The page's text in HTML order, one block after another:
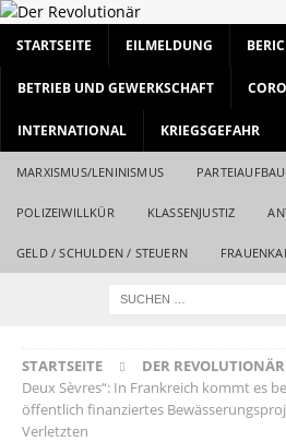
STARTSEITE EILMELDUNG
BETRIEB UND GEWERKSCHAFT
INTERNATIONAL KRIEGSGEFAHR
MARXISMUS/LENINISMUS
POLIZEIWILLKÜR KLASSENJUSTIZ
GELD / SCHULDEN / STEUERN
STARTSEITE DER REVOLUTIONÄR
Deux Sèvres“: In Frankreich kommt es
öffentlich finanziertes
Verletzten